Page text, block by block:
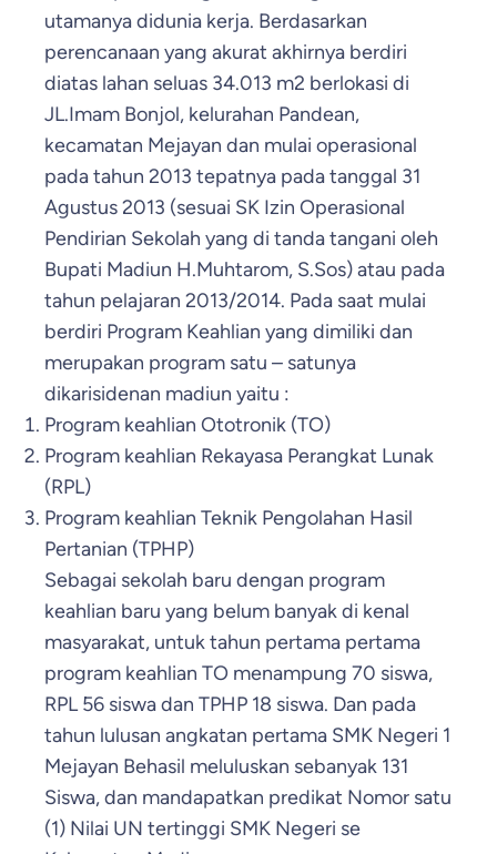
utamanya didunia kerja. Berdasarkan
perencanaan yang akurat akhirnya berdiri
diatas lahan seluas 34.013 m2 berlokasi di
JL.Imam Bonjol, kelurahan Pandean,
kecamatan Mejayan dan mulai operasional
pada tahun 2013 tepatnya pada tanggal 31
Agustus 2013 (sesuai SK Izin Operasional
Pendirian Sekolah yang di tanda tangani oleh
Bupati Madiun H.Muhtarom, S.Sos) atau pada
tahun pelajaran 2013/2014. Pada saat mulai
berdiri Program Keahlian yang dimiliki dan
merupakan program satu – satunya
dikarisidenan madiun yaitu :
Program keahlian Ototronik (TO)
Program keahlian Rekayasa Perangkat Lunak
(RPL)
Program keahlian Teknik Pengolahan Hasil
Pertanian (TPHP)
Sebagai sekolah baru dengan program
keahlian baru yang belum banyak di kenal
masyarakat, untuk tahun pertama pertama
program keahlian TO menampung 70 siswa,
RPL 56 siswa dan TPHP 18 siswa. Dan pada
tahun lulusan angkatan pertama SMK Negeri 1
Mejayan Behasil meluluskan sebanyak 131
Siswa, dan mandapatkan predikat Nomor satu
(1) Nilai UN tertinggi SMK Negeri se